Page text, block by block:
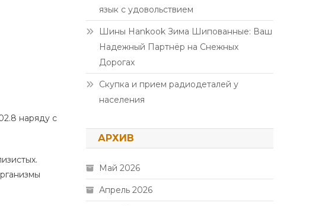
наряду с
язык с удовольствием
Шины Hankook Зима Шипованные: Ваш
Надежный Партнёр на Снежных
Дорогах
Скупка и прием радиодеталей у
населения
АРХИВ
Май 2026
Апрель 2026